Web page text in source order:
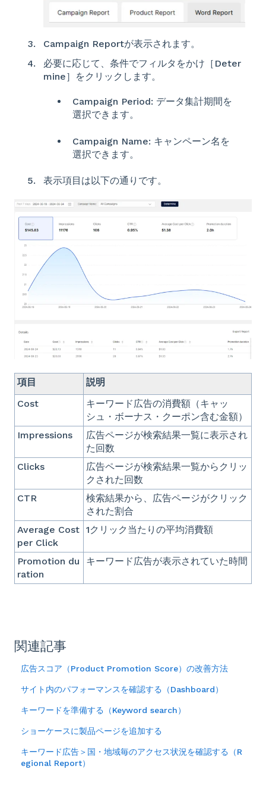
Campaign Reportが表示されます。
必要に応じて、条件でフィルタをかけ［Deter
mine］をクリックします。
Campaign Period: データ集計期間を
選択できます。
Campaign Name: キャンペーン名を
選択できます。
表示項目は以下の通りです。
項目
説明
Cost
キーワード広告の消費額（キャッ
シュ・ボーナス・クーポン含む金額）
Impressions
広告ページが検索結果一覧に表示され
た回数
Clicks
広告ページが検索結果一覧からクリッ
クされた回数
CTR
検索結果から、広告ページがクリック
された割合
Average Cost
per Click
1クリック当たりの平均消費額
Promotion du
ration
キーワード広告が表示されていた時間
関連記事
広告スコア（Product Promotion Score）の改善方法
サイト内のパフォーマンスを確認する（Dashboard）
キーワードを準備する（Keyword search）
ショーケースに製品ページを追加する
キーワード広告＞国・地域毎のアクセス状況を確認する（R
egional Report）